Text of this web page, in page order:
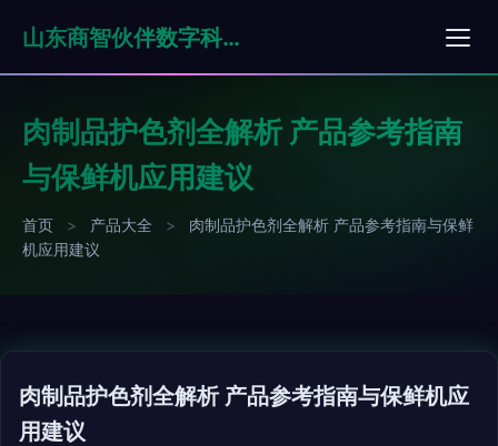
山东商智伙伴数字科技有限公司
肉制品护色剂全解析 产品参考指南
与保鲜机应用建议
首页 > 产品大全 >
肉制品护色剂全解析 产品参考指南与保鲜
机应用建议
肉制品护色剂全解析 产品参考指南与保鲜机应
用建议